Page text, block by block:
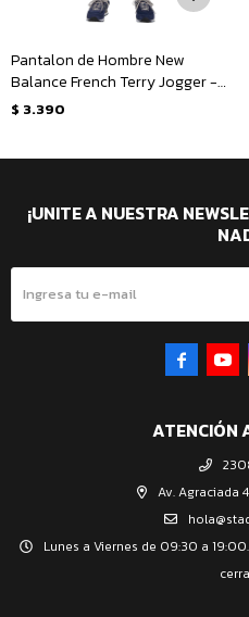
Pantalon de Hombre New
Balance French Terry Jogger -
Azul - Marino
$ 3.390
ATENCIÓN
Av. Agraciada
Lunes a Viernes de 09:30 a
¡UNITE A NUESTRA
 